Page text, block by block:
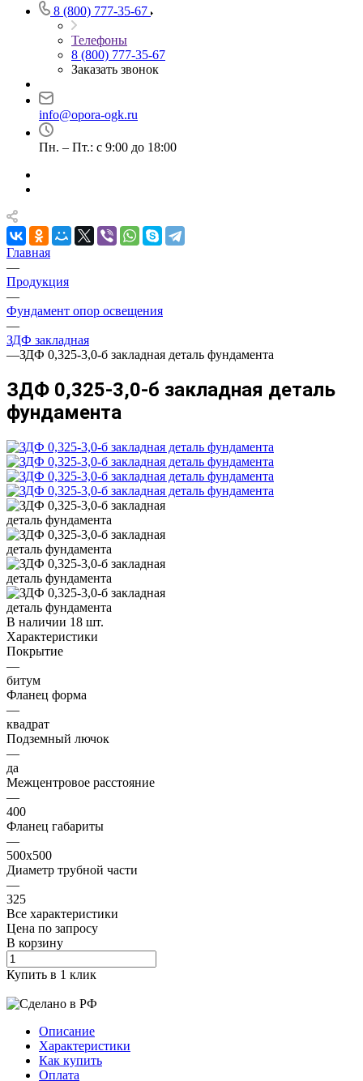
8 (800) 777-35-67
Телефоны
8 (800) 777-35-67
Заказать звонок
info@opora-ogk.ru
Пн. – Пт.: с 9:00 до 18:00
Главная
—
Продукция
—
Фундамент опор освещения
—
ЗДФ закладная
—ЗДФ 0,325-3,0-б закладная деталь фундамента
ЗДФ 0,325-3,0-б закладная деталь
фундамента
В наличии 18 шт.
Характеристики
Покрытие
—
битум
Фланец форма
—
квадрат
Подземный лючок
—
да
Межцентровое расстояние
—
400
Фланец габариты
—
500х500
Диаметр трубной части
—
325
Все характеристики
Цена по запросу
В корзину
Купить в 1 клик
Описание
Характеристики
Как купить
Оплата